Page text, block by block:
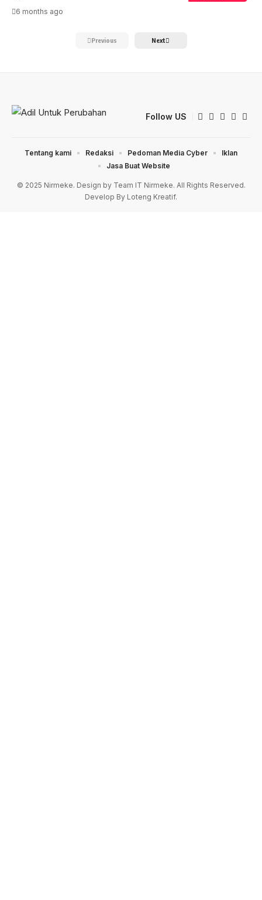
6 months ago
Previous Next
Follow US
© 2025 Nirmeke. Design by Team IT Nirmeke. All Rights Reserved.
Develop By Loteng Kreatif.
Tentang kami Redaksi Pedoman Media Cyber
Iklan
Jasa Buat Website